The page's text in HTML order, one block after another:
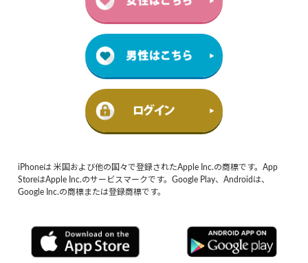
iPhoneは 米国および他の国々で登録されたApple Inc.の商標です。App
StoreはApple Inc.のサービスマークです。Google Play、Androidは、
Google Inc.の商標または登録商標です。